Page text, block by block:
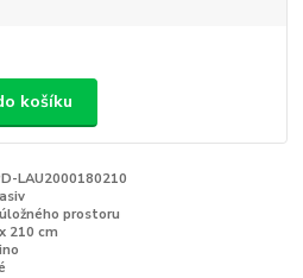
košíku
LAU2000180210
prostoru
210 cm